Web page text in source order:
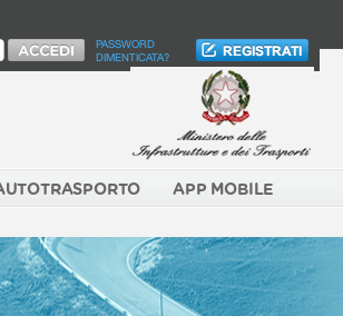
PASSWORD
DIMENTICATA?
APP MOBILE